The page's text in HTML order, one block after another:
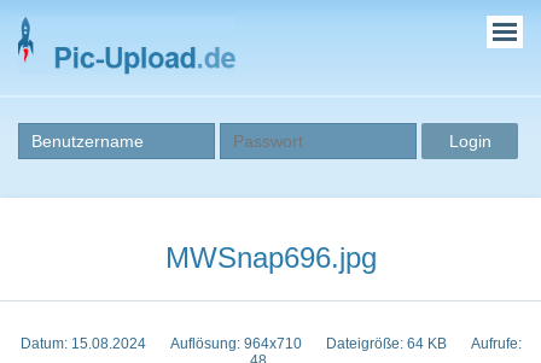
MWSnap696.jpg
Datum: 15.08.2024 Auflösung: 964x710 Dateigröße: 64 KB
Aufrufe: